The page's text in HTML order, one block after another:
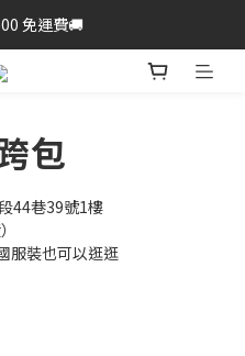
免運費🚚
包
44巷39號1樓
服裝也可以逛逛